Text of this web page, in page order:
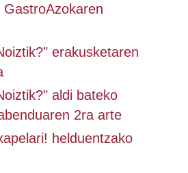
erakusketaren
aldi bateko
2ra arte
helduentzako